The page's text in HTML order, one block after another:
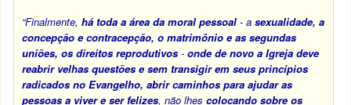
“Finalmente,há toda a área da moral pessoal - a sexualidade, a
concepção e contracepção, o matrimônio e as segundas
uniões, os direitos reprodutivos -onde de novo a Igreja deve
reabrir velhas questões e sem transigir em seus princípios
radicados no Evangelho, abrir caminhos para ajudar as
pessoas a viver e ser felizes, não lhescolocando sobre os